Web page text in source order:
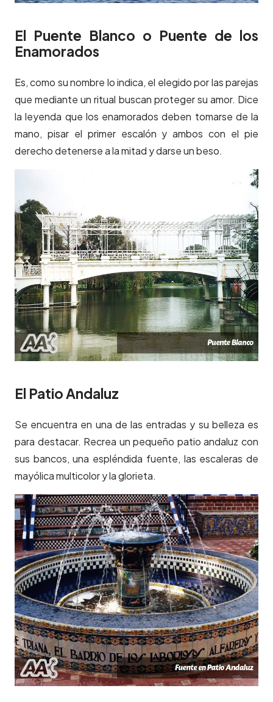
El Puente Blanco o Puente de los
Enamorados
Es, como su nombre lo indica, el elegido por las parejas
que mediante un ritual buscan proteger su amor. Dice
la leyenda que los enamorados deben tomarse de la
mano, pisar el primer escalón y ambos con el pie
derecho detenerse a la mitad y darse un beso.
El Patio Andaluz
Se encuentra en una de las entradas y su belleza es
para destacar. Recrea un pequeño patio andaluz con
sus bancos, una espléndida fuente, las escaleras de
mayólica multicolor y la glorieta.